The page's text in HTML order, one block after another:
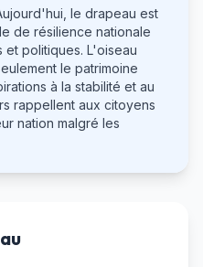
le drapeau est
de résilience nationale
politiques. L'oiseau
le patrimoine
à la stabilité et au
rappellent aux citoyens
nation malgré les